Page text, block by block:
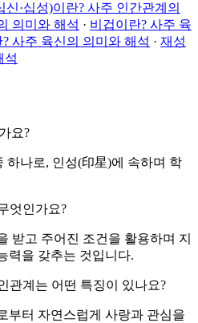
신·십성)이란? 사주 인간관계의
의미와 해석 · 비겁이란? 사주 육
사주 육신의 의미와 해석 · 재성
석
요?
하나로, 인성(印星)에 속하며 학
엇인가요?
받고 주어진 조건을 활용하며 지
력을 갖추는 것입니다.
관계는 어떤 특징이 있나요?
부터 자연스럽게 사랑과 관심을